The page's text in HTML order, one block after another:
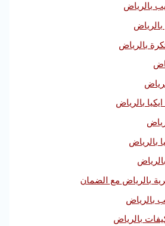
بالرياض
بالرياض
بالرياض
بالرياض
بالرياض مع الضمان
بالرياض
بالرياض